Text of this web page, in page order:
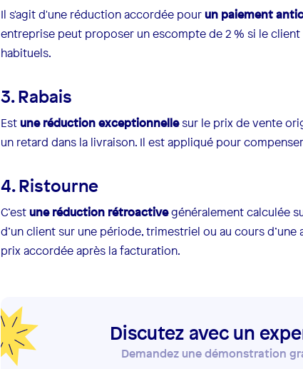
Il s'agit d'une réduction accordée pourun paiement
entreprise peut proposer un escompte de 2 % si le
habituels.
3. Rabais
Estune réduction exceptionnellesur le prix de vente
un retard dans la livraison. Il est appliqué pour
4. Ristourne
C’estune réduction rétroactivegénéralement calculée
d’un client sur une période, trimestriel ou au cours
prix accordée après la facturation.
Discutez avec un
Demandez une démonstration